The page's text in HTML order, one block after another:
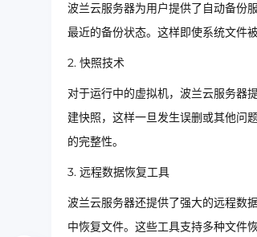
波兰云服务器为用户提供了自动备份
最近的备份状态。这样即使系统文件
2. 快照技术
对于运行中的虚拟机，波兰云服务器
建快照，这样一旦发生误删或其他问
的完整性。
3. 远程数据恢复工具
波兰云服务器还提供了强大的远程数
中恢复文件。这些工具支持多种文件